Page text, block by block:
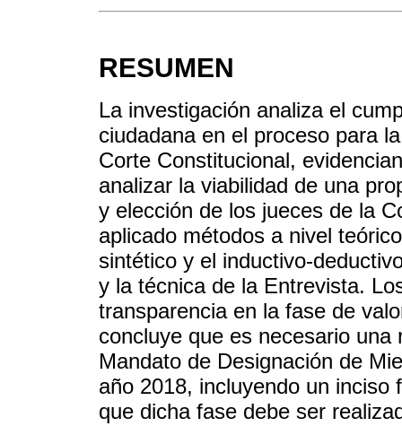
RESUMEN
La investigación analiza el
ciudadana en el proceso para
Corte Constitucional,
analizar la viabilidad de una
y elección de los jueces de la
aplicado métodos a nivel
sintético y el inductivo-
y la técnica de la Entrevista.
transparencia en la fase de
concluye que es necesario
Mandato de Designación de
año 2018, incluyendo un inciso
que dicha fase debe ser